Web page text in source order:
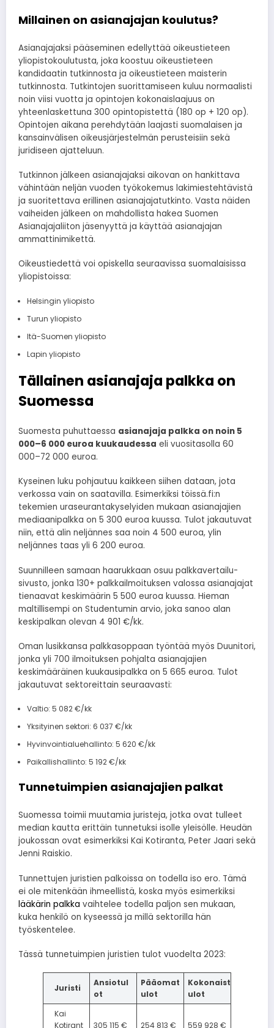
Millainen on asianajajan koulutus?
Asianajajaksi pääseminen edellyttää oikeustieteen
yliopistokoulutusta, joka koostuu oikeustieteen
kandidaatin tutkinnosta ja oikeustieteen maisterin
tutkinnosta. Tutkintojen suorittamiseen kuluu normaalisti
noin viisi vuotta ja opintojen kokonaislaajuus on
yhteenlaskettuna 300 opintopistettä (180 op + 120 op).
Opintojen aikana perehdytään laajasti suomalaisen ja
kansainvälisen oikeusjärjestelmän perusteisiin sekä
juridiseen ajatteluun.
Tutkinnon jälkeen asianajajaksi aikovan on hankittava
vähintään neljän vuoden työkokemus lakimiestehtävistä
ja suoritettava erillinen asianajajatutkinto. Vasta näiden
vaiheiden jälkeen on mahdollista hakea Suomen
Asianajajaliiton jäsenyyttä ja käyttää asianajajan
ammattinimikettä.
Oikeustiedettä voi opiskella seuraavissa suomalaisissa
yliopistoissa:
Helsingin yliopisto
Turun yliopisto
Itä-Suomen yliopisto
Lapin yliopisto
Tällainen asianajaja palkka on
Suomessa
Suomesta puhuttaessa asianajaja palkka on noin 5
000–6 000 euroa kuukaudessa eli vuositasolla 60
000–72 000 euroa.
Kyseinen luku pohjautuu kaikkeen siihen dataan, jota
verkossa vain on saatavilla. Esimerkiksi töissä.fi:n
tekemien uraseurantakyselyiden mukaan asianajajien
mediaanipalkka on 5 300 euroa kuussa. Tulot jakautuvat
niin, että alin neljännes saa noin 4 500 euroa, ylin
neljännes taas yli 6 200 euroa.
Suunnilleen samaan haarukkaan osuu palkkavertailu-
sivusto, jonka 130+ palkkailmoituksen valossa asianajajat
tienaavat keskimäärin 5 500 euroa kuussa. Hieman
maltillisempi on Studentumin arvio, joka sanoo alan
keskipalkan olevan 4 901 €/kk.
Oman lusikkansa palkkasoppaan työntää myös Duunitori,
jonka yli 700 ilmoituksen pohjalta asianajajien
keskimääräinen kuukausipalkka on 5 665 euroa. Tulot
jakautuvat sektoreittain seuraavasti:
Valtio: 5 082 €/kk
Yksityinen sektori: 6 037 €/kk
Hyvinvointialuehallinto: 5 620 €/kk
Paikallishallinto: 5 192 €/kk
Tunnetuimpien asianajajien palkat
Suomessa toimii muutamia juristeja, jotka ovat tulleet
median kautta erittäin tunnetuksi isolle yleisölle. Heudän
joukossan ovat esimerkiksi Kai Kotiranta, Peter Jaari sekä
Jenni Raiskio.
Tunnettujen juristien palkoissa on todella iso ero. Tämä
ei ole mitenkään ihmeellistä, koska myös esimerkiksi
lääkärin palkka vaihtelee todella paljon sen mukaan,
kuka henkilö on kyseessä ja millä sektorilla hän
työskentelee.
Tässä tunnetuimpien juristien tulot vuodelta 2023:
Juristi
Ansiotul
ot
Pääomat
ulot
Kokonaist
ulot
Kai
Kotirant
305 115 € 254 813 € 559 928 €